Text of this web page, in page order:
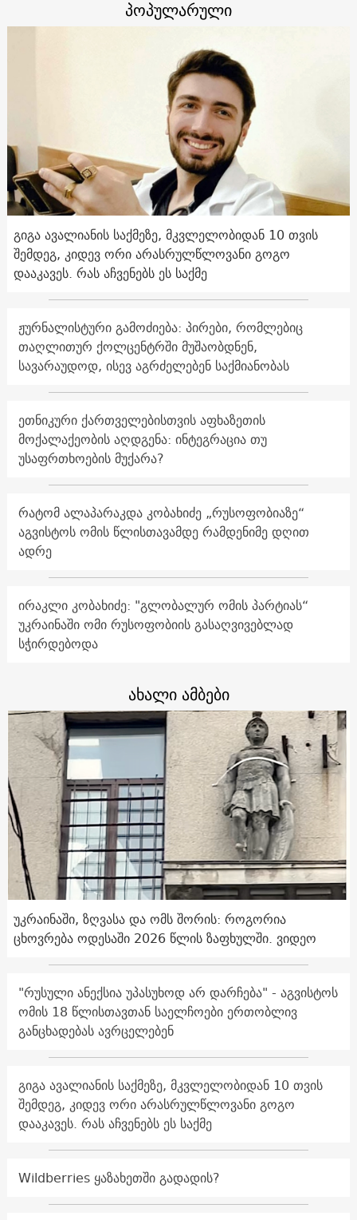
პოპულარული
გიგა ავალიანის საქმეზე, მკვლელობიდან 10 თვის
შემდეგ, კიდევ ორი არასრულწლოვანი გოგო
დააკავეს. რას აჩვენებს ეს საქმე
ჟურნალისტური გამოძიება: პირები, რომლებიც
თაღლითურ ქოლცენტრში მუშაობდნენ,
სავარაუდოდ, ისევ აგრძელებენ საქმიანობას
ეთნიკური ქართველებისთვის აფხაზეთის
მოქალაქეობის აღდგენა: ინტეგრაცია თუ
უსაფრთხოების მუქარა?
რატომ ალაპარაკდა კობახიძე „რუსოფობიაზე“
აგვისტოს ომის წლისთავამდე რამდენიმე დღით
ადრე
ირაკლი კობახიძე: "გლობალურ ომის პარტიას“
უკრაინაში ომი რუსოფობიის გასაღვივებლად
სჭირდებოდა
ახალი ამბები
უკრაინაში, ზღვასა და ომს შორის: როგორია
ცხოვრება ოდესაში 2026 წლის ზაფხულში. ვიდეო
"რუსული ანექსია უპასუხოდ არ დარჩება" - აგვისტოს
ომის 18 წლისთავთან საელჩოები ერთობლივ
განცხადებას ავრცელებენ
გიგა ავალიანის საქმეზე, მკვლელობიდან 10 თვის
შემდეგ, კიდევ ორი არასრულწლოვანი გოგო
დააკავეს. რას აჩვენებს ეს საქმე
Wildberries ყაზახეთში გადადის?